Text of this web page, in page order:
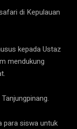
di Kepulauan
kepada Ustaz
mendukung
para siswa untuk